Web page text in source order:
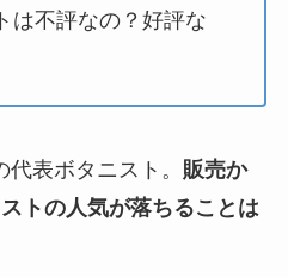
は不評なの？好評な
表ボタニスト。 販売か
トの人気が落ちることは